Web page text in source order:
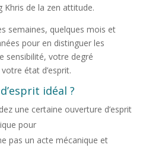
Khris de la zen attitude.
semaines, quelques mois et
pour en distinguer les
sensibilité, votre degré
état d’esprit.
idéal ?
une certaine ouverture d’esprit
pour
pas un acte mécanique et